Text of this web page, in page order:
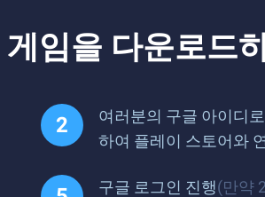
임을 다운로드
여러분의 구글 아이디
하여 플레이 스토어와
구글 로그인 진행(만약